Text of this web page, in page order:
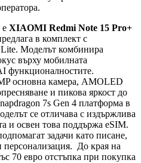
е XIAOMI Redmi Note 15 Pro+
в комплект с
Моделът комбинира
върху мобилната
функционалностите.
основна камера, AMOLED
и пикова яркост до
7s Gen 4 платформа в
се отличава с издържлива
и освен това поддържа eSIM.
задачи като писане,
персонализация. До края на
70 евро отстъпка при покупка